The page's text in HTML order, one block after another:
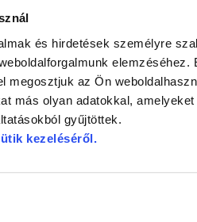
és hirdetések személyre
megosztjuk az Ön
más olyan adatokkal,
gyűjtöttek.
kezeléséről.
Krisztina, Szabó Béla:
tanulmányával], Méry Ratio,